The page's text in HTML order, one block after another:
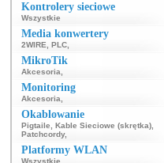
Kontrolery sieciowe
Wszystkie
Media konwertery
2WIRE PLC
MikroTik
Akcesoria
Monitoring
Akcesoria
Okablowanie
Pigtaile Kable Sieciowe (skrętka)
Patchcordy,
Platformy WLAN
Wszystkie